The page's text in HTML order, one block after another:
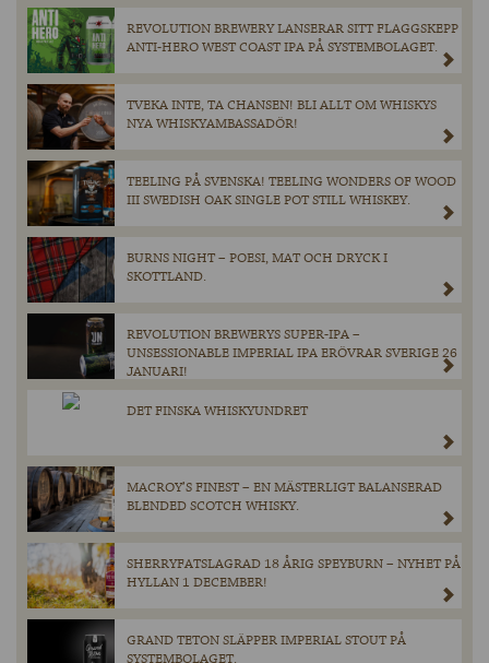
REVOLUTION BREWERY LANSERAR SITT FLAGGSKEPP
ANTI-HERO WEST COAST IPA PÅ SYSTEMBOLAGET.
TVEKA INTE, TA CHANSEN! BLI ALLT OM WHISKYS
NYA WHISKYAMBASSADÖR!
TEELING PÅ SVENSKA! TEELING WONDERS OF WOOD
III SWEDISH OAK SINGLE POT STILL WHISKEY.
BURNS NIGHT – POESI, MAT OCH DRYCK I
SKOTTLAND.
REVOLUTION BREWERYS SUPER-IPA –
UNSESSIONABLE IMPERIAL IPA ERÖVRAR SVERIGE 26
JANUARI!
DET FINSKA WHISKYUNDRET
MACROY’S FINEST – EN MÄSTERLIGT BALANSERAD
BLENDED SCOTCH WHISKY.
SHERRYFATSLAGRAD 18 ÅRIG SPEYBURN – NYHET PÅ
HYLLAN 1 DECEMBER!
GRAND TETON SLÄPPER IMPERIAL STOUT PÅ
SYSTEMBOLAGET.